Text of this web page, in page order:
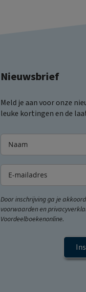
Nieuwsbrief
Meld je aan voor onze
leuke kortingen en de
Door inschrijving ga je
voorwaarden en
Voordeelboekenonline.